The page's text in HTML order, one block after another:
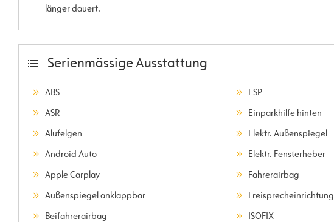
länger dauert.
Serienmässige Ausstattung
ABS
ASR
Alufelgen
Android Auto
Apple Carplay
Außenspiegel anklappbar
Beifahrerairbag
ESP
Einparkhilfe hinten
Elektr. Außenspiegel
Elektr. Fensterheber
Fahrerairbag
Freisprecheinrichtung
ISOFIX